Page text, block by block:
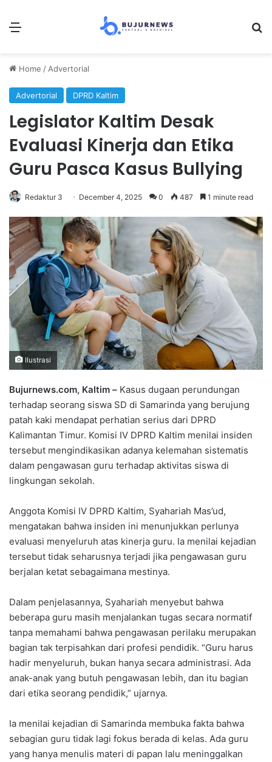
Menu
Home / Advertorial
Advertorial DPRD Kaltim
Legislator Kaltim Desak
Evaluasi Kinerja dan Etika
Guru Pasca Kasus Bullying
Redaktur 3 December 4, 2025 0 487 1 minute read
Ilustrasi
Bujurnews.com, Kaltim – Kasus dugaan perundungan
terhadap seorang siswa SD di Samarinda yang berujung
patah kaki mendapat perhatian serius dari DPRD
Kalimantan Timur. Komisi IV DPRD Kaltim menilai insiden
tersebut mengindikasikan adanya kelemahan sistematis
dalam pengawasan guru terhadap aktivitas siswa di
lingkungan sekolah.
Anggota Komisi IV DPRD Kaltim, Syahariah Mas’ud,
mengatakan bahwa insiden ini menunjukkan perlunya
evaluasi menyeluruh atas kinerja guru. Ia menilai kejadian
tersebut tidak seharusnya terjadi jika pengawasan guru
berjalan ketat sebagaimana mestinya.
Dalam penjelasannya, Syahariah menyebut bahwa
beberapa guru masih menjalankan tugas secara normatif
tanpa memahami bahwa pengawasan perilaku merupakan
bagian tak terpisahkan dari profesi pendidik. “Guru harus
hadir menyeluruh, bukan hanya secara administrasi. Ada
anak-anak yang butuh pengawasan lebih, dan itu bagian
dari etika seorang pendidik,” ujarnya.
Ia menilai kejadian di Samarinda membuka fakta bahwa
sebagian guru tidak lagi fokus berada di kelas. Ada guru
yang hanya menulis materi di papan lalu meninggalkan